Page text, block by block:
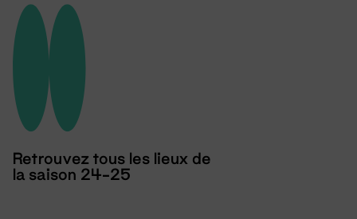
Retrouvez tous les lieux de
la saison 24-25